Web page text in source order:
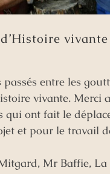
passés entre les
vivante. Merci
qui ont fait le
et pour le travail
Mr Baffie,